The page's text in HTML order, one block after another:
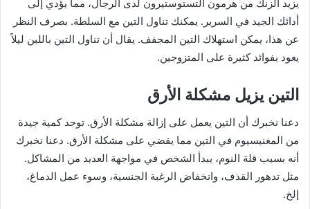
يزيد الزنك من هرمون التستوستيرون لدى الرجال، مما يؤدي إلى
أدائك الجيد في السرير. يمكنك تناول التين مع السلطة. بصرف النظر
عن هذا، يمكن استهلاك التين المجفف. يقال أن تناول التين باللبن ليلاً
يعود بفوائد كثيرة على المتزوجين.
التين يزيل مشكلة الأرق
دعنا نخبرك أن التين يعمل على إزالة مشكلة الأرق. توجد كمية جيدة
من المغنيسيوم في التين مما يقضي على مشكلة الأرق. دعنا نخبرك
أنه بسبب قلة النوم، يبدأ الشخص في مواجهة العديد من المشاكل.
مثل تدهور القذف، وانخفاض الرغبة الجنسية، وسوء عمل الدماغ،
إلخ.